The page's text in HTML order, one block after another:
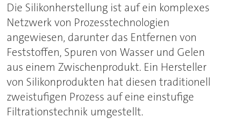
Die Silikonherstellung ist auf ein komplexes
Netzwerk von Prozesstechnologien
angewiesen, darunter das Entfernen von
Feststoffen, Spuren von Wasser und Gelen
aus einem Zwischenprodukt. Ein Hersteller
von Silikonprodukten hat diesen traditionell
zweistufigen Prozess auf eine einstufige
Filtrationstechnik umgestellt.